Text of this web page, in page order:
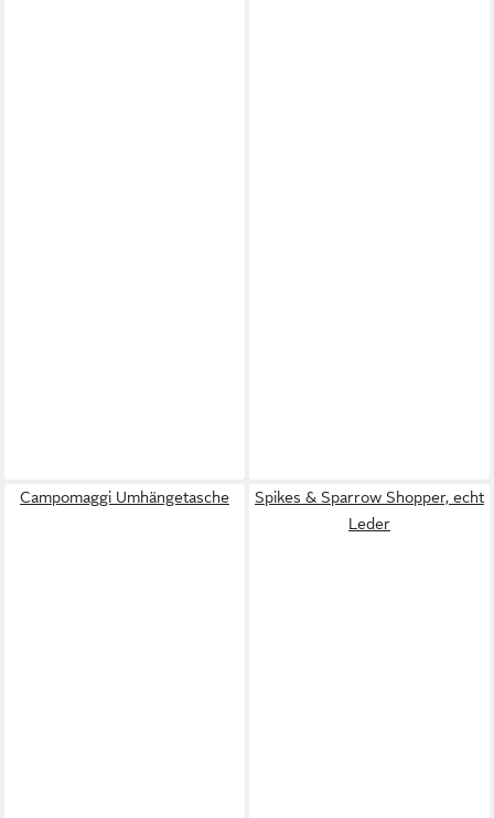
Campomaggi Umhängetasche
Spikes & Sparrow Shopper, echt
Leder